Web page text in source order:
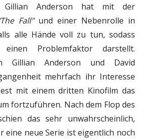
Gillian Anderson hat mit der
Fall"und einer Nebenrolle in
alle Hände voll zu tun, sodass
Problemfaktor darstellt.
Gillian Anderson und David
mehrfach ihr Interesse
mit einem dritten Kinofilm das
fortzuführen. Nach dem Flop des
das sehr unwahrscheinlich,
eine neue Serie ist eigentlich noch